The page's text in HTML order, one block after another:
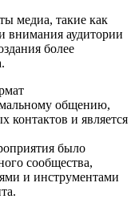
медиа, такие как
внимания аудитории
более
общению,
контактов и является
было
сообщества,
и инструментами